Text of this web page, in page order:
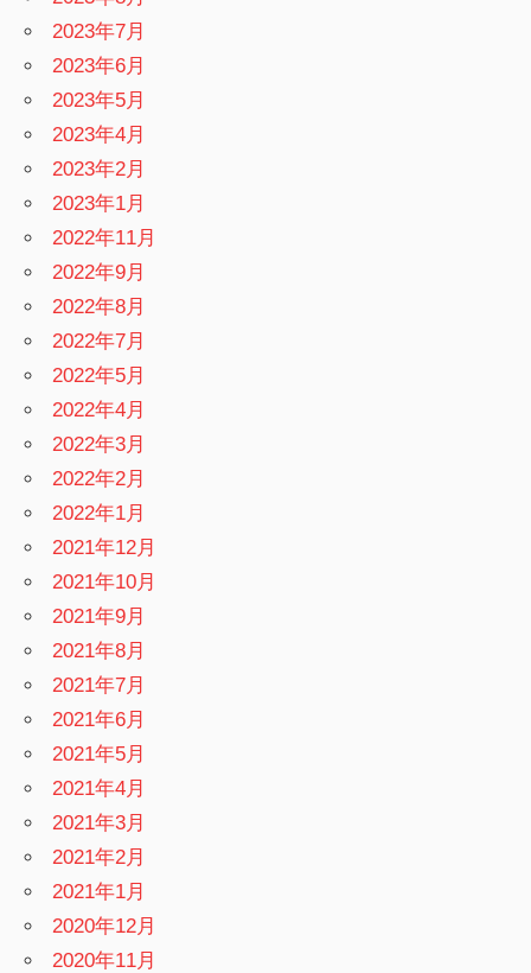
2023年7月
2023年6月
2023年5月
2023年4月
2023年2月
2023年1月
2022年11月
2022年9月
2022年8月
2022年7月
2022年5月
2022年4月
2022年3月
2022年2月
2022年1月
2021年12月
2021年10月
2021年9月
2021年8月
2021年7月
2021年6月
2021年5月
2021年4月
2021年3月
2021年2月
2021年1月
2020年12月
2020年11月